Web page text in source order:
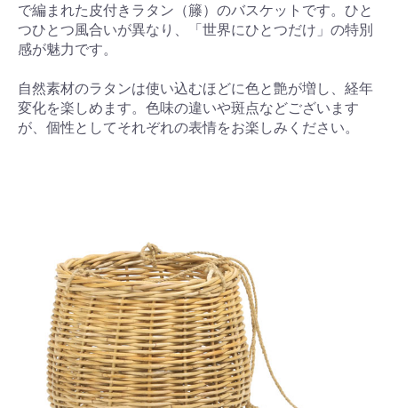
で編まれた皮付きラタン（籐）のバスケットです。ひと
つひとつ風合いが異なり、「世界にひとつだけ」の特別
感が魅力です。
自然素材のラタンは使い込むほどに色と艶が増し、経年
変化を楽しめます。色味の違いや斑点などございます
が、個性としてそれぞれの表情をお楽しみください。